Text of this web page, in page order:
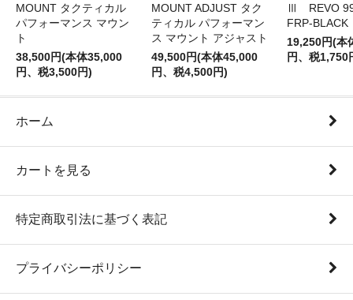
MOUNT タクティカル
パフォーマンス マウン
ト
38,500円(本体35,000
円、税3,500円)
MOUNT ADJUST タク
ティカル パフォーマン
ス マウント アジャスト
49,500円(本体45,000
円、税4,500円)
Ⅲ REVO
FRP-BLACK
19,250円(本
円、税1,750
ホーム
カートを見る
特定商取引法に基づく表記
プライバシーポリシー